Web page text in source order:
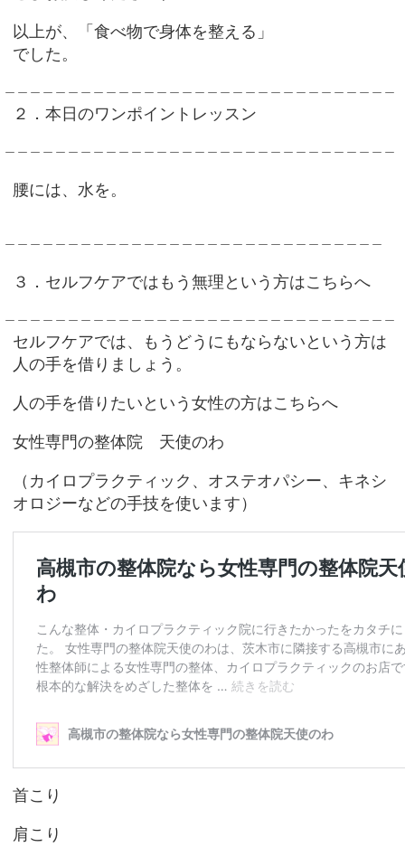
以上が、「食べ物で身体を整える」
でした。
２．本日のワンポイントレッスン
腰には、水を。
３．セルフケアではもう無理という方はこちらへ
セルフケアでは、もうどうにもならないという方は
人の手を借りましょう。
人の手を借りたいという女性の方はこちらへ
女性専門の整体院 天使のわ
（カイロプラクティック、オステオパシー、キネシ
オロジーなどの手技を使います）
首こり
肩こり